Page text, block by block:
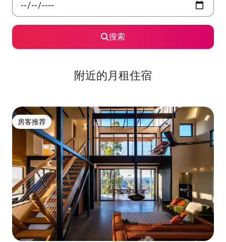
搜索
附近的月租住宿
房客推荐
房客推荐